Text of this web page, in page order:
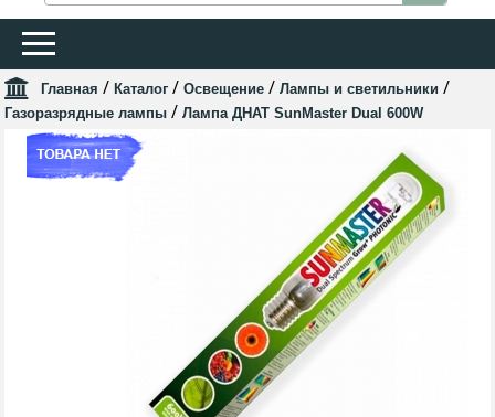
Главная / Каталог / Освещение / Лампы и светильники /
Газоразрядные лампы / Лампа ДНАТ SunMaster Dual 600W